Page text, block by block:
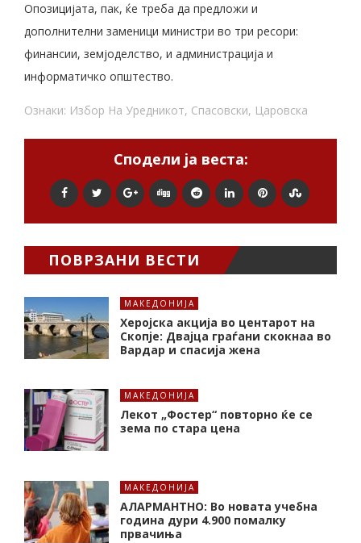
Опозицијата, пак, ќе треба да предложи и
дополнителни заменици министри во три ресори:
финансии, земјоделство, и администрација и
информатичко општество.
Ознаки: Избор На Уредникот, Спасовски, Царовска
Сподели ја веста:
ПОВРЗАНИ ВЕСТИ
МАКЕДОНИЈА
Херојска акција во центарот на
Скопје: Двајца граѓани скокнаа во
Вардар и спасија жена
МАКЕДОНИЈА
Лекот „Фостер“ повторно ќе се
зема по стара цена
МАКЕДОНИЈА
АЛАРМАНТНО: Во новата учебна
година дури 4.900 помалку
првачиња